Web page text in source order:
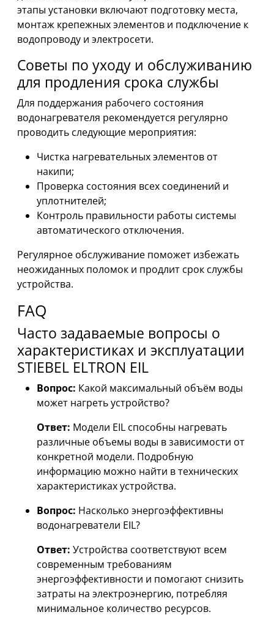
этапы установки включают подготовку места,
монтаж крепежных элементов и подключение к
водопроводу и электросети.
Советы по уходу и обслуживанию
для продления срока службы
Для поддержания рабочего состояния
водонагревателя рекомендуется регулярно
проводить следующие мероприятия:
Чистка нагревательных элементов от
накипи;
Проверка состояния всех соединений и
уплотнителей;
Контроль правильности работы системы
автоматического отключения.
Регулярное обслуживание поможет избежать
неожиданных поломок и продлит срок службы
устройства.
FAQ
Часто задаваемые вопросы о
характеристиках и эксплуатации
STIEBEL ELTRON EIL
Вопрос: Какой максимальный объём воды
может нагреть устройство?
Ответ: Модели EIL способны нагревать
различные объемы воды в зависимости от
конкретной модели. Подробную
информацию можно найти в технических
характеристиках устройства.
Вопрос: Насколько энергоэффективны
водонагреватели EIL?
Ответ: Устройства соответствуют всем
современным требованиям
энергоэффективности и помогают снизить
затраты на электроэнергию, потребляя
минимальное количество ресурсов.